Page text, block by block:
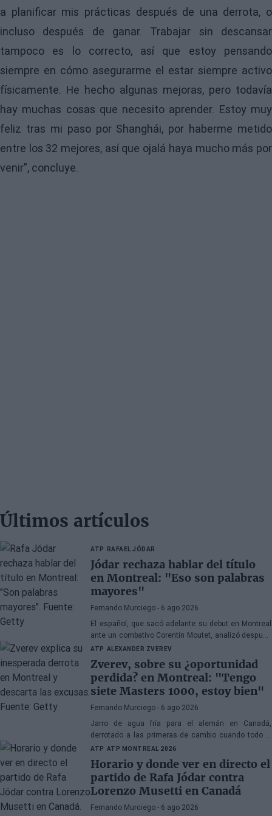
a planificar mis prácticas después de una derrota, o
incluso después de ganar. Trabajar sin descansar
tampoco es lo correcto, así que estoy pensando
siempre en cómo asegurarme el estar siempre activo
físicamente. He hecho algunas mejoras, pero todavía
hay muchas cosas que necesito aprender. Estoy muy
feliz tras mi paso por Shanghái, por haberme metido
entre los 32 mejores, así que ojalá haya mucho más por
venir”, concluye.
Últimos artículos
ATP RAFAEL JÓDAR
Jódar rechaza hablar del título
en Montreal: "Eso son palabras
mayores"
Fernando Murciego - 6 ago 2026
El español, que sacó adelante su debut en Montreal
ante un combativo Corentin Moutet, analizó después
la apertura del cuadro individual al mismo tiempo
que rechazó comentar sus posibilidades de salir
campeón.
ATP ALEXANDER ZVEREV
Zverev, sobre su ¿oportunidad
perdida? en Montreal: "Tengo
siete Masters 1000, estoy bien"
Fernando Murciego - 6 ago 2026
Jarro de agua fría para el alemán en Canadá,
derrotado a las primeras de cambio cuando todo el
mundo le miraba como el gran favorito al título. Tras
su derrota con Griekspoor, tocó dar la cara en la sala
de prensa.
ATP ATP MONTREAL 2026
Horario y donde ver en directo el
partido de Rafa Jódar contra
Lorenzo Musetti en Canadá
Fernando Murciego - 6 ago 2026